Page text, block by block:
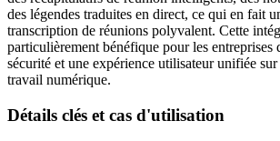
des légendes traduites en direct, ce qui en fait
transcription de réunions polyvalent. Cette
particulièrement bénéfique pour les
sécurité et une expérience utilisateur unifiée sur
travail numérique.
Détails clés et cas d'utilisation